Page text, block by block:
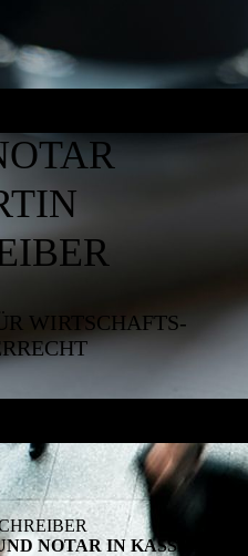
WIRTSCHAFTS-
NOTAR IN KASSEL